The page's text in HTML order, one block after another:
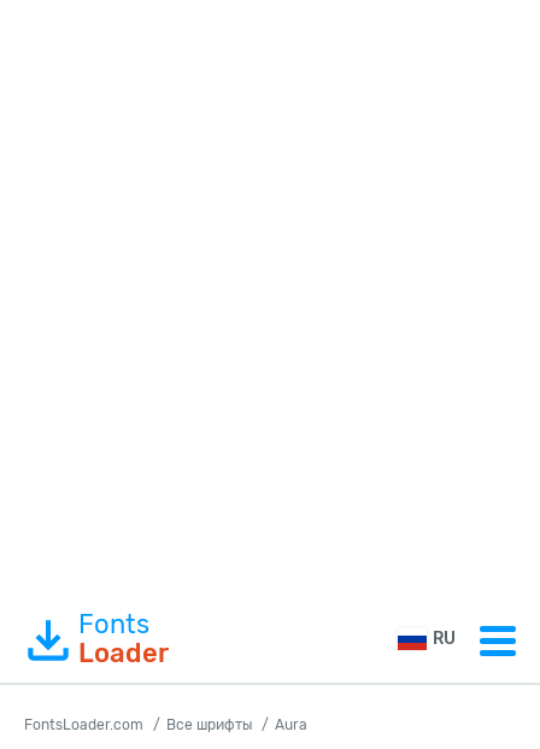
Fonts
Loader
RU
FontsLoader.com Все шрифты Aura